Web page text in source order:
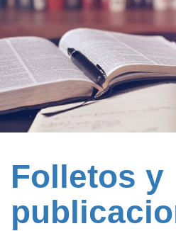
Folletos y